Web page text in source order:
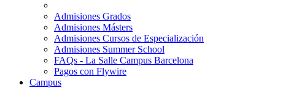
Admisiones Grados
Admisiones Másters
Admisiones Cursos de Especialización
Admisiones Summer School
FAQs - La Salle Campus Barcelona
Pagos con Flywire
Campus